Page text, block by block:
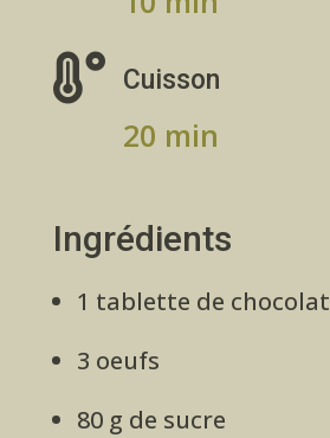
 Cuisson
20 min
Ingrédients
1 tablette de chocolat
3 oeufs
80 g de sucre